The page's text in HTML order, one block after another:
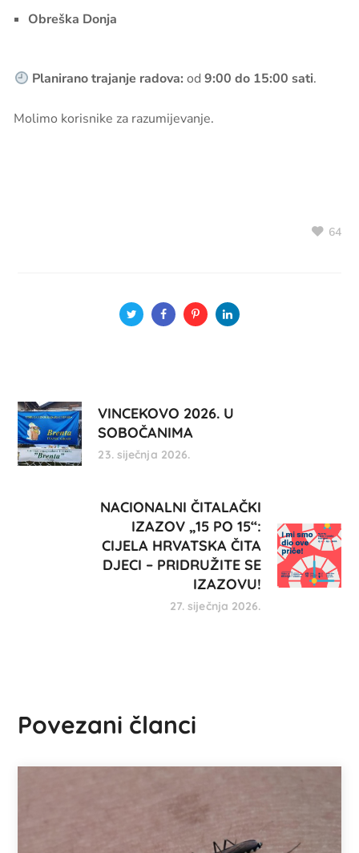
Obreška Donja
Planirano trajanje radova: od 9:00 do 15:00 sati.
Molimo korisnike za razumijevanje.
64
VINCEKOVO 2026. U
SOBOČANIMA
23. siječnja 2026.
NACIONALNI ČITALAČKI
IZAZOV „15 PO 15“:
CIJELA HRVATSKA ČITA
DJECI – PRIDRUŽITE SE
IZAZOVU!
27. siječnja 2026.
Povezani članci